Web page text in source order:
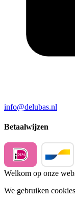
info@delubas.nl
Betaalwijzen
Welkom op onze
We gebruiken